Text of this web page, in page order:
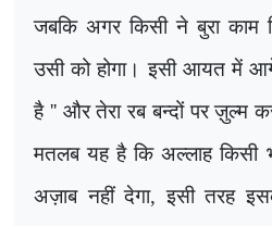
जबकि अगर किसी ने बुरा काम
उसी को होगा। इसी आयत में
है '' और तेरा रब बन्दों पर ज़ुल्म
मतलब यह है कि अल्लाह किसी
अज़ाब नहीं देगा,इसी तरह